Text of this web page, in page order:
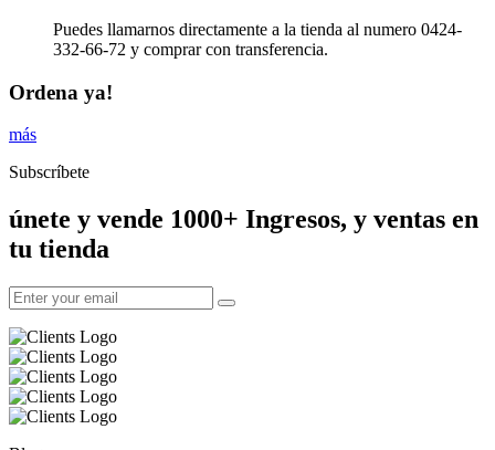
Puedes llamarnos directamente a la tienda al numero 0424-
332-66-72 y comprar con transferencia.
Ordena ya!
más
Subscríbete
únete y vende 1000+ Ingresos, y ventas en
tu tienda